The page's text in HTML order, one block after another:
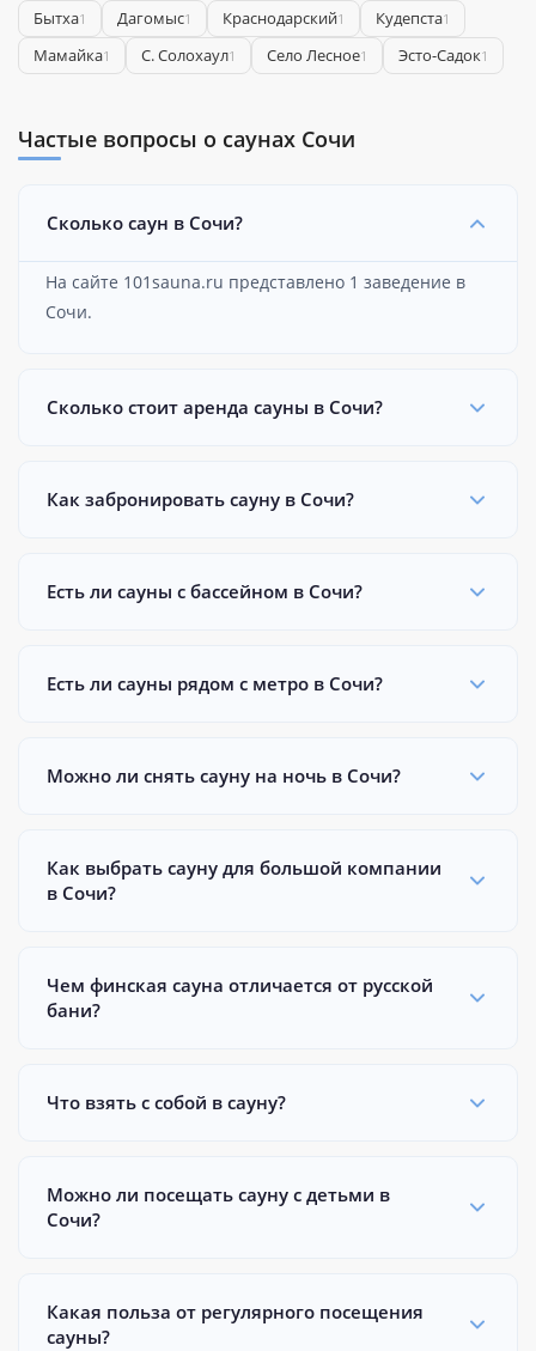
Бытха1 Дагомыс1 Краснодарский1 Кудепста1
Мамайка1 С. Солохаул1 Село Лесное1 Эсто-Садок1
Частые вопросы о саунах Сочи
Сколько саун в Сочи?
На сайте 101sauna.ru представлено 1 заведение в
Сочи.
Сколько стоит аренда сауны в Сочи?
Как забронировать сауну в Сочи?
Есть ли сауны с бассейном в Сочи?
Есть ли сауны рядом с метро в Сочи?
Можно ли снять сауну на ночь в Сочи?
Как выбрать сауну для большой компании
в Сочи?
Чем финская сауна отличается от русской
бани?
Что взять с собой в сауну?
Можно ли посещать сауну с детьми в
Сочи?
Какая польза от регулярного посещения
сауны?